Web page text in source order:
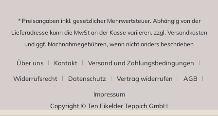
* Preisangaben inkl. gesetzlicher Mehrwertsteuer. Abhängig von der
Lieferadresse kann die MwSt an der Kasse variieren. zzgl. Versandkosten
und ggf. Nachnahmegebühren, wenn nicht anders beschrieben
Über uns Kontakt
Versand und Zahlungsbedingungen
Widerrufsrecht
Datenschutz Vertrag widerrufen
AGB
Impressum
Copyright © Ten Eikelder Teppich GmbH